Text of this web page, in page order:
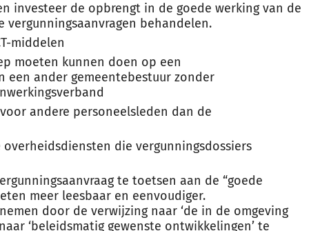
investeer de opbrengt in de goede werking van de
vergunningsaanvragen behandelen.
middelen
moeten kunnen doen op een
een ander gemeentebestuur zonder
andere personeelsleden dan de
die vergunningsdossiers
te toetsen aan de “goede
meer leesbaar en eenvoudiger.
door de verwijzing naar ‘de in de omgeving
‘beleidsmatig gewenste ontwikkelingen’ te